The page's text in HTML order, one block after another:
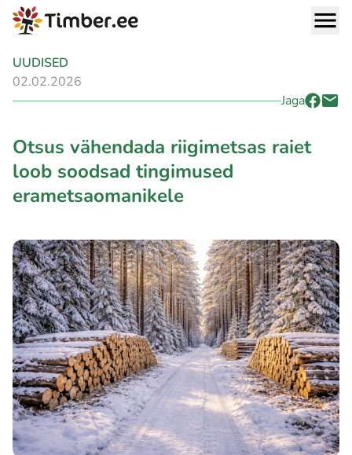
UUDISED
02.02.2026
Jaga
Otsus vähendada riigimetsas raiet
loob soodsad tingimused
erametsaomanikele